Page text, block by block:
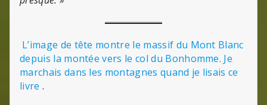
L’image de tête montre le massif du Mont Blanc
depuis la montée vers le col du Bonhomme. Je
marchais dans les montagnes quand je lisais ce
livre .